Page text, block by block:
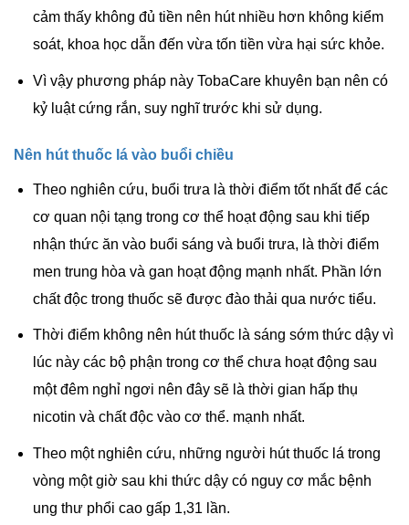
cảm thấy không đủ tiền nên hút nhiều hơn không kiểm
soát, khoa học dẫn đến vừa tốn tiền vừa hại sức khỏe.
Vì vậy phương pháp này TobaCare khuyên bạn nên có
kỷ luật cứng rắn, suy nghĩ trước khi sử dụng.
Nên hút thuốc lá vào buổi chiều
Theo nghiên cứu, buổi trưa là thời điểm tốt nhất để các
cơ quan nội tạng trong cơ thể hoạt động sau khi tiếp
nhận thức ăn vào buổi sáng và buổi trưa, là thời điểm
men trung hòa và gan hoạt động mạnh nhất. Phần lớn
chất độc trong thuốc sẽ được đào thải qua nước tiểu.
Thời điểm không nên hút thuốc là sáng sớm thức dậy vì
lúc này các bộ phận trong cơ thể chưa hoạt động sau
một đêm nghỉ ngơi nên đây sẽ là thời gian hấp thụ
nicotin và chất độc vào cơ thể. mạnh nhất.
Theo một nghiên cứu, những người hút thuốc lá trong
vòng một giờ sau khi thức dậy có nguy cơ mắc bệnh
ung thư phổi cao gấp 1,31 lần.